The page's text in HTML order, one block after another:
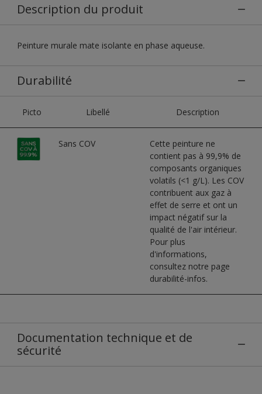
Description du produit
Peinture murale mate isolante en phase aqueuse.
Durabilité
Picto Libellé Description
Sans COV
Cette peinture ne
contient pas à 99,9% de
composants organiques
volatils (<1 g/L). Les COV
contribuent aux gaz à
effet de serre et ont un
impact négatif sur la
qualité de l'air intérieur.
Pour plus
d'informations,
consultez notre page
durabilité-infos.
Documentation technique et de
sécurité